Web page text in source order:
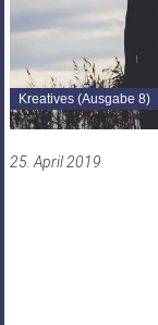
Kreatives (Ausgabe 8)
25. April 2019